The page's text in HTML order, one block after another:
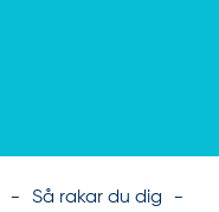
Så rakar du dig